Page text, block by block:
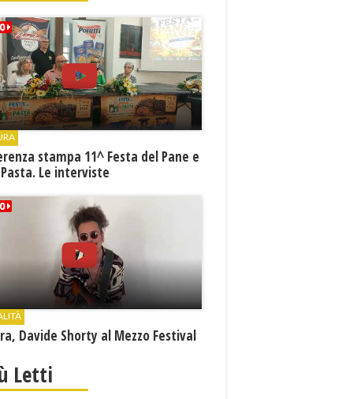
stampa 11^ Festa del Pane e
Le interviste
Davide Shorty al Mezzo Festival
Letti